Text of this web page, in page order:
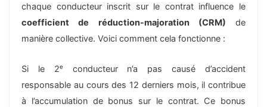
chaque conducteur inscrit sur le contrat influence le
coefficient de réduction-majoration (CRM) de
manière collective. Voici comment cela fonctionne :
Si le 2ᵉ conducteur n’a pas causé d’accident
responsable au cours des 12 derniers mois, il contribue
à l’accumulation de bonus sur le contrat. Ce bonus